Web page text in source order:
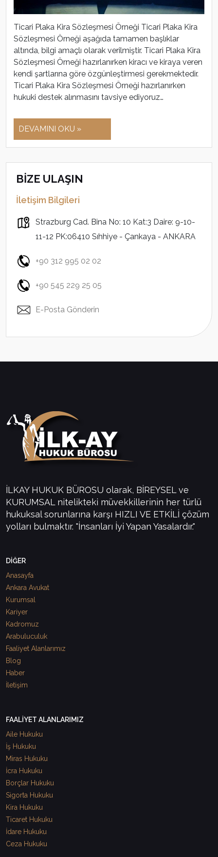
Ticari Plaka Kira Sözleşmesi Örneği Ticari Plaka Kira
Sözleşmesi Örneği aşağıda tamamen başlıklar
altında, bilgi amaçlı olarak verilmiştir. Ticari Plaka Kira
Sözleşmesi Örneği hazırlanırken kiracı ve kiraya veren
kendi şartlarına göre özgünleştirmesi gerekmektedir.
Ticari Plaka Kira Sözleşmesi Örneği hazırlanırken
hukuki destek alınmasını tavsiye ediyoruz…
DEVAMINI OKU »
BİZE ULAŞIN
İletişim Bilgileri
Strazburg Cad. Bina No: 10 Kat:3 Daire: 9-10-
11-12 PK:06410 Sıhhiye - Çankaya - ANKARA
+90 312 995 02 02
+90 545 229 25 05
E-Posta Gönderin
İLKAY HUKUK BÜROSU olarak, BİREYSEL ve
KURUMSAL nitelikteki müvekkillerinin her türlü
hukuksal sorunlarına karşı HIZLI VE ETKİLİ çözüm
yolları bulmaktır. "İnsanları İyi Yapan Yasalardır."
DİĞER
Anasayfa
Ankara Avukat
Kurumsal
Kariyer
Kadromuz
Arabuluculuk
Faaliyet Alanlarımız
Blog
Haber
İletişim
FAALİYET ALANLARIMIZ
Aile Hukuku
İş Hukuku
Miras Hukuku
İcra Hukuku
Borçlar Hukuku
Sigorta Hukuku
Kira Hukuku
Ticaret Hukuku
İdare Hukuku
Ceza Hukuku